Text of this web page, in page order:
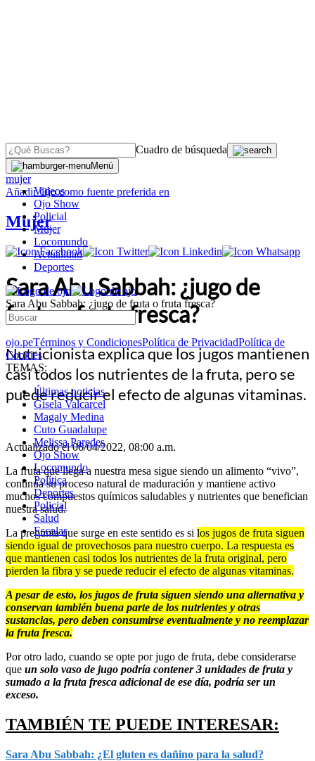
Cuadro de búsqueda
Menú
Videos
Ojo Show
Policial
Mujer
Locomundo
Actualidad
Deportes
Sara Abu Sabbah: ¿jugo de fruta o fruta fresca?
ojo.peTérminos y CondicionesPolítica de PrivacidadPolítica de
Cookies
TEMAS:
Últimas noticias
Gisela Valcarcel
Magaly Medina
Cuto Guadalupe
Melissa Paredes
Ojo Show
Locomundo
Política
Deportes
Policial
Salud
Escolar
OJO
mujer
AñadirOjocomo fuente preferida en
Mujer
Sara Abu Sabbah: ¿jugo de
fruta o fruta fresca?
Nutricionista explica que los jugos mantienen
casi todos los nutrientes de la fruta, pero se
puede reducir el efecto de algunas vitaminas.
Actualizado el 06/04/2022, 08:00 a.m.
La fruta que llega a nuestra mesa sigue siendo un alimento “vivo”,
continúa su proceso natural de maduración y mantiene activo
muchos compuestos químicos saludables y nutrientes que benefician
nuestra salud.
La pregunta que surge en este sentido es si los jugos de fruta siguen
siendo igual de provechosos para nuestro cuerpo. La respuesta es
que mantienen casi todos los nutrientes de la fruta original, pero
pierden la fibra y se puede reducir el efecto de algunas vitaminas.
A pesar de esto, los jugos de fruta siguen siendo una alternativa y
conservan también buena parte de los nutrientes y otras
sustancias, pero deben consumirse eventualmente y no reemplazar
la fruta fresca.
Por otro lado, cuando se opte por jugo de fruta, debe considerarse
que un solo vaso de jugo podría contener 3 unidades de fruta y
sumado a la fruta fresca adicional de ese día, podría ser un
exceso.
TAMBIÉN TE PUEDE INTERESAR:
Sara Abu Sabbah: ¿El gluten es dañino para la salud?